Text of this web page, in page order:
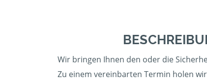
Wir bringen Ihnen den oder die
Zu einem vereinbarten Termin holen